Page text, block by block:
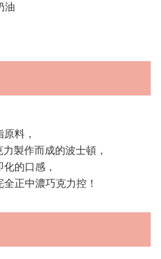
油
料，
製作而成的波士頓，
的口感，
正中濃巧克力控！